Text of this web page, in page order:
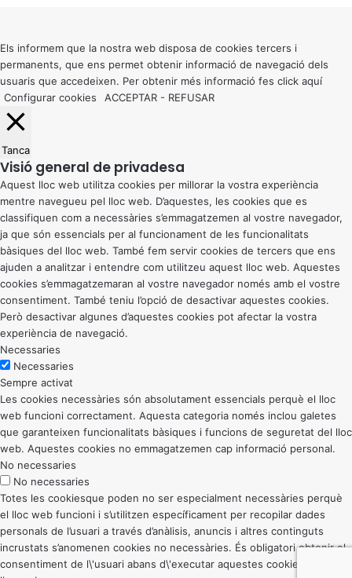
button
Els informem que la nostra web disposa de cookies tercers i
permanents, que ens permet obtenir informació de navegació dels
usuaris que accedeixen. Per obtenir més informació fes click aquí
Configurar cookies
ACCEPTAR - REFUSAR
Tanca
Visió general de privadesa
Aquest lloc web utilitza cookies per millorar la vostra experiència
mentre navegueu pel lloc web. D’aquestes, les cookies que es
classifiquen com a necessàries s’emmagatzemen al vostre navegador,
ja que són essencials per al funcionament de les funcionalitats
bàsiques del lloc web. També fem servir cookies de tercers que ens
ajuden a analitzar i entendre com utilitzeu aquest lloc web. Aquestes
cookies s’emmagatzemaran al vostre navegador només amb el vostre
consentiment. També teniu l’opció de desactivar aquestes cookies.
Però desactivar algunes d’aquestes cookies pot afectar la vostra
experiència de navegació.
Necessaries
Necessaries
Sempre activat
Les cookies necessàries són absolutament essencials perquè el lloc
web funcioni correctament. Aquesta categoria només inclou galetes
que garanteixen funcionalitats bàsiques i funcions de seguretat del lloc
web. Aquestes cookies no emmagatzemen cap informació personal.
No necessaries
No necessaries
Totes les cookiesque poden no ser especialment necessàries perquè
el lloc web funcioni i s’utilitzen específicament per recopilar dades
personals de l’usuari a través d’anàlisis, anuncis i altres continguts
incrustats s’anomenen cookies no necessàries. És obligatori obtenir el
consentiment de l\'usuari abans d\'executar aquestes cookies al vostre